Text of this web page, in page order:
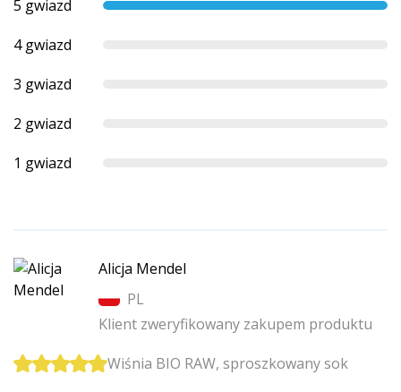
5 gwiazd
4 gwiazd
3 gwiazd
2 gwiazd
1 gwiazd
Alicja Mendel
PL
Klient zweryfikowany zakupem produktu
Wiśnia BIO RAW, sproszkowany sok